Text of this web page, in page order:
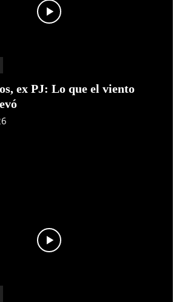
ex PJ: Lo que el viento